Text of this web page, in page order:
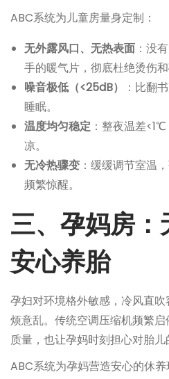
ABC系统为儿童房量身定制：
无外露风口、无热表面 ：没
手的暖气片，彻底杜绝烫伤和
噪音极低（<25dB）
：比翻
睡眠。
温度均匀稳定 ：整夜温差
凉。
无冷热骤变 ：缓缓调节室温
频繁惊醒。
三、孕妈房：
安心养胎
孕妇对环境格外敏感，冷风直
烦意乱。传统空调压缩机频繁
质量，也让孕妈时刻担心对胎儿
ABC系统为孕妈营造安心的休养